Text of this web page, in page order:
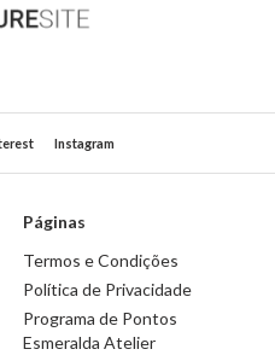
Instagram
Páginas
Termos e Condições
Política de Privacidade
Programa de Pontos
Esmeralda Atelier